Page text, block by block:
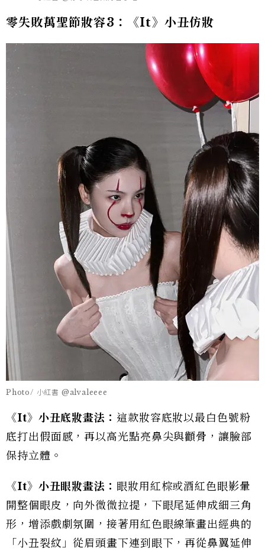
零失敗萬聖節妝容3：《It》小丑仿妝
Photo/ 小紅書 @alvaleeee
《It》小丑底妝畫法： 這款妝容底妝以最白色號粉
底打出假面感，再以高光點亮鼻尖與顴骨，讓臉部
保持立體。
《It》小丑眼妝畫法： 眼妝用紅棕或酒紅色眼影暈
開整個眼皮，向外微微拉提，下眼尾延伸成細三角
形，增添戲劇氛圍，接著用紅色眼線筆畫出經典的
「小丑裂紋」從眉頭畫下連到眼下，再從鼻翼延伸